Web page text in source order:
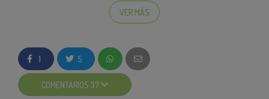
hashtags #KuvutKaiku y #Daelpaso
podamos verlo, recuerda hacer tu publicación de modo
participación es muy importante para poder seguir disfrutando
de muchos más productos de tus marcas favoritas gracias a
Kuvut.
¿Y a ti, cuál de sus características te ha gustado más?, ¿sus tres
capas de yogur, fruta y muesli?, ¿qué no tiene lactosa?, ¿o que
VER MÁS
1 5
COMENTARIOS 37